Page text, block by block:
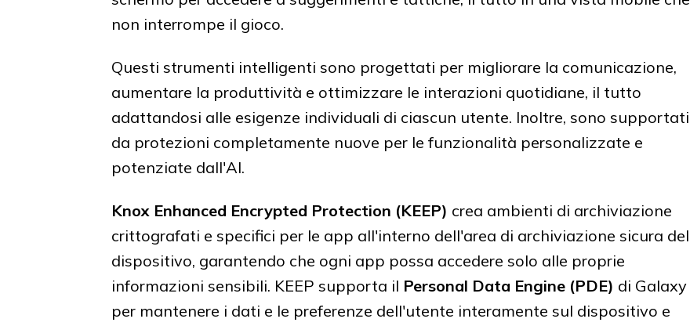
non interrompe il gioco.
Questi strumenti intelligenti sono progettati per migliorare la comunicazione,
aumentare la produttività e ottimizzare le interazioni quotidiane, il tutto
adattandosi alle esigenze individuali di ciascun utente. Inoltre, sono supportati
da protezioni completamente nuove per le funzionalità personalizzate e
potenziate dall'AI.
Knox Enhanced Encrypted Protection (KEEP) crea ambienti di archiviazione
crittografati e specifici per le app all'interno dell'area di archiviazione sicura del
dispositivo, garantendo che ogni app possa accedere solo alle proprie
informazioni sensibili. KEEP supporta il Personal Data Engine (PDE) di Galaxy
per mantenere i dati e le preferenze dell'utente interamente sul dispositivo e